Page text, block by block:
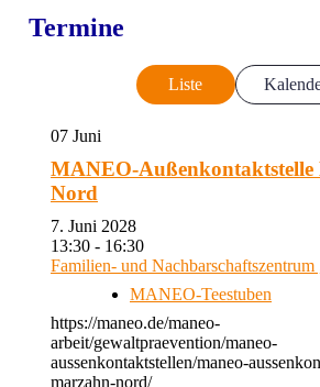
Termine
Liste
07 Juni
MANEO-Außenkontaktstelle
Nord
7. Juni 2028
13:30 - 16:30
Familien- und
MANEO-Teestuben
https://maneo.de/maneo-
arbeit/gewaltpraevention/maneo-
aussenkontaktstellen/maneo-
marzahn-nord/